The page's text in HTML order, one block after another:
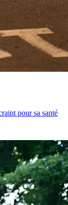
pour sa santé